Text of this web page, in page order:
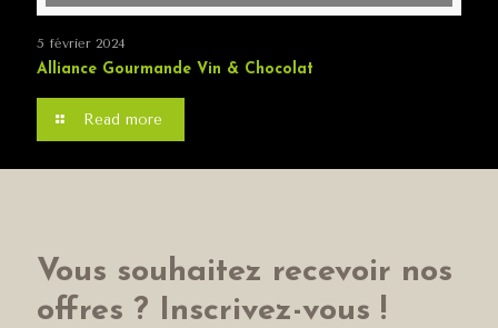
5 février 2024
Alliance Gourmande Vin & Chocolat
Read more
Vous souhaitez recevoir nos
offres ? Inscrivez-vous !